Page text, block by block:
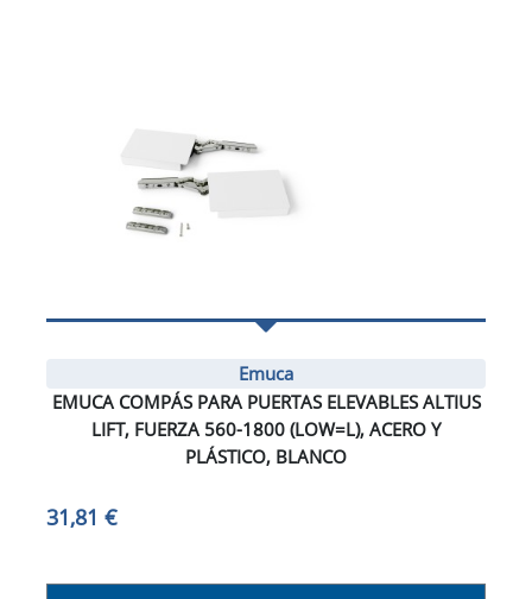
Emuca
EMUCA COMPÁS PARA PUERTAS ELEVABLES ALTIUS
LIFT, FUERZA 560-1800 (LOW=L), ACERO Y
PLÁSTICO, BLANCO
31,81 €